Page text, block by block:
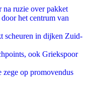
na ruzie over pakket
het centrum van
scheuren in dijken Zuid-
ook Griekspoor
zege op promovendus